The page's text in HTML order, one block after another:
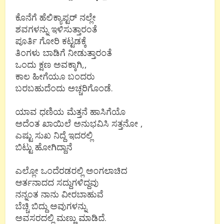
ಕೊನೆಗೆ ಹೆಲಿಕ್ಯಾಪ್ಟರ್ ನಲ್ಲೇ
ಶವಗಳನ್ನು ಇಳಿಸುತ್ತಾರಂತೆ
ಪೂರ್ತಿ ಗೋರಿ ಕಟ್ಟಡಕ್ಕೆ
ತಿಂಗಳು ಬಾಡಿಗೆ ನೀಡುತ್ತಾರಂತೆ
ಒಂದು ಕ್ಷಣ ಅವಕ್ಕಾಗಿ,,
ಕಾಲ ಹೀಗೆಯೂ ಬಂದರು
ಬರಬಹುದೆಂದು ಅಚ್ಚರಿಗೊಂಡೆ.
ಯಾವ ಧಣಿಯ ಮೆತ್ತನೆ ಹಾಸಿಗೆಯೊ
ಅದೆಂತ ಖಾಯಿಲೆ ಅನುಭವಿಸಿ ಸತ್ತನೋ ,
ಎಷ್ಟು ಸುಖ ನಿದ್ದೆ ಇದರಲ್ಲಿ
ಬಿಟ್ಟು ಹೋಗಿದ್ದಾನೆ
ಎಲ್ಲೋ ಒಂದೆರಡರಲ್ಲಿ ಅಂಗಲಾಚಿದ
ಆರ್ತನಾದದ ಸದ್ದುಗಳಿದ್ದವು
ನನ್ನಂತ ನಾನು ವೀರಬಾಹುವೆ
ಬೆಚ್ಚಿ ಬಿದ್ದು ಅವುಗಳನ್ನು
ಅವಸರದಲ್ಲಿ ಮಣ್ಣು ಮಾಡಿದೆ.